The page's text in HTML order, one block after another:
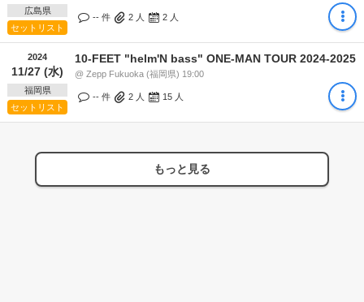
広島県
セットリスト
-- 件 2 人 2 人
2024
11/27 (水)
福岡県
セットリスト
10-FEET "helm'N bass" ONE-MAN TOUR 2024-2025
@ Zepp Fukuoka (福岡県) 19:00
-- 件 2 人 15 人
もっと見る